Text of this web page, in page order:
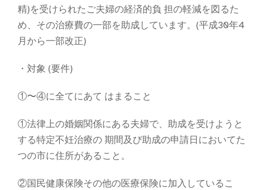
精)を受けられたご夫婦の経済的負 担の軽減を図るた
め、その治療費の一部を助成しています。(平成30年4
月から一部改正)
・対象 (要件)
①〜④に全てにあて はまること
①法律上の婚姻関係にある夫婦で、助成を受けようと
する特定不妊治療の 期間及び助成の申請日においてた
つの市に住所があること。
②国民健康保険その他の医療保険に加入しているこ